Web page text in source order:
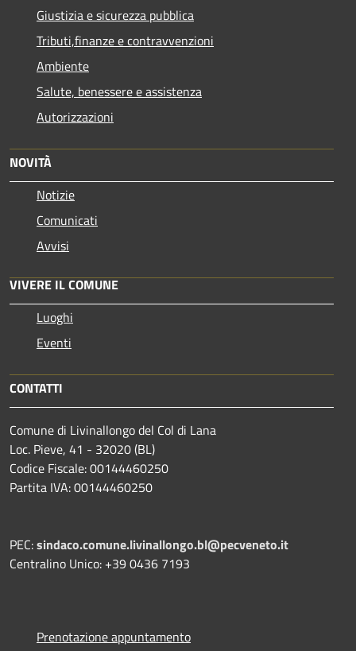
Giustizia e sicurezza pubblica
Tributi,finanze e contravvenzioni
Ambiente
Salute, benessere e assistenza
Autorizzazioni
NOVITÀ
Notizie
Comunicati
Avvisi
VIVERE IL COMUNE
Luoghi
Eventi
CONTATTI
Comune di Livinallongo del Col di Lana
Loc. Pieve, 41 - 32020 (BL)
Codice Fiscale: 00144460250
Partita IVA: 00144460250
PEC:sindaco.comune.livinallongo.bl@pecveneto.it
Centralino Unico: +39 0436 7193
Prenotazione appuntamento